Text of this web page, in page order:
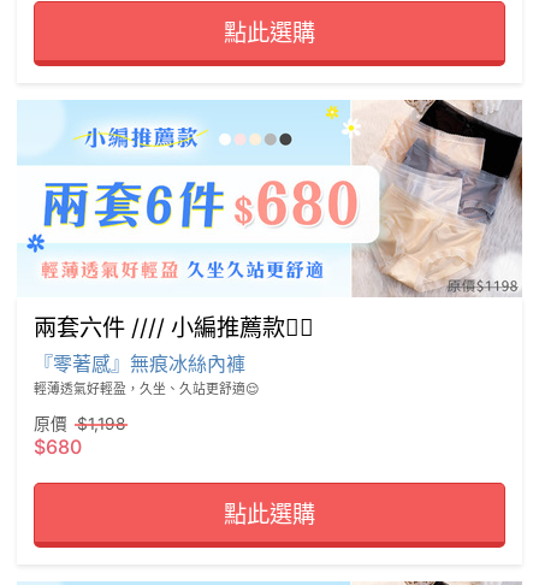
點此選購
兩套六件 //// 小編推薦款💁‍♀️
『零著感』無痕冰絲內褲
輕薄透氣好輕盈，久坐、久站更舒適😌
原價 $1,198
$680
點此選購